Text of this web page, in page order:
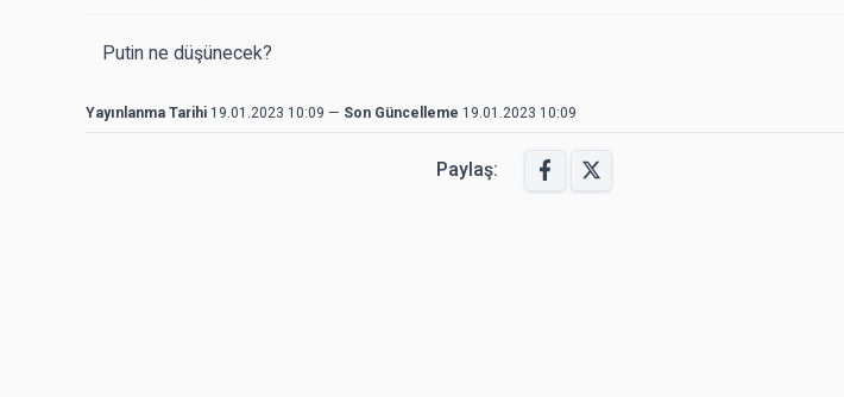
Putin ne düşünecek?
Yayınlanma Tarihi 19.01.2023 10:09 — Son Güncelleme 19.01.2023 10:09
Paylaş: